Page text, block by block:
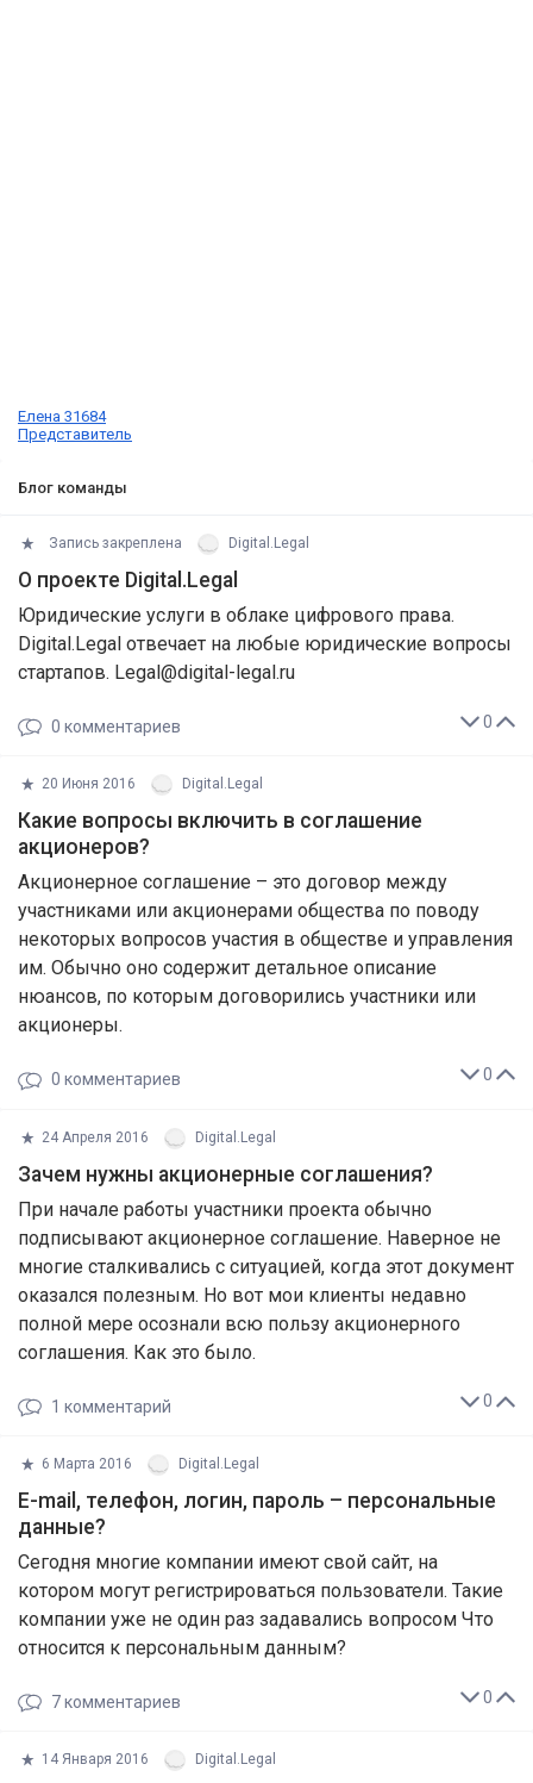
Елена 31684
Представитель
Блог команды
Запись закреплена Digital.Legal
О проекте Digital.Legal
Юридические услуги в облаке цифрового права.
Digital.Legal отвечает на любые юридические вопросы
стартапов. Legal@digital-legal.ru
0
0 комментариев
20 Июня 2016 Digital.Legal
Какие вопросы включить в соглашение
акционеров?
Акционерное соглашение – это договор между
участниками или акционерами общества по поводу
некоторых вопросов участия в обществе и управления
им. Обычно оно содержит детальное описание
нюансов, по которым договорились участники или
акционеры.
0
0 комментариев
24 Апреля 2016 Digital.Legal
Зачем нужны акционерные соглашения?
При начале работы участники проекта обычно
подписывают акционерное соглашение. Наверное не
многие сталкивались с ситуацией, когда этот документ
оказался полезным. Но вот мои клиенты недавно
полной мере осознали всю пользу акционерного
соглашения. Как это было.
0
1 комментарий
6 Марта 2016 Digital.Legal
E-mail, телефон, логин, пароль – персональные
данные?
Сегодня многие компании имеют свой сайт, на
котором могут регистрироваться пользователи. Такие
компании уже не один раз задавались вопросом Что
относится к персональным данным?
0
7комментариев
14 Января 2016 Digital.Legal